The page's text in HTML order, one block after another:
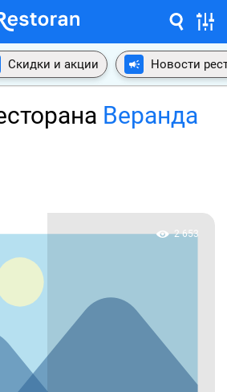
Скидки и акции Новости
Веранда
2 653